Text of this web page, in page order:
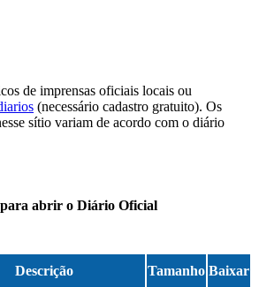
de imprensas oficiais locais ou
(necessário cadastro gratuito). Os
sítio variam de acordo com o diário
abrir o Diário Oficial
Descrição Tamanho Baixar